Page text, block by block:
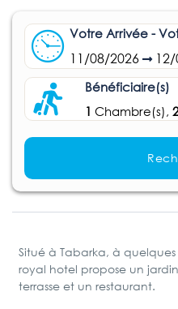
Votre Arrivée -
11/08/2026
Bénéficiaire(s)
1 Chambre(s),
Situé à Tabarka, à
royal hotel propose un
terrasse et un restaurant.